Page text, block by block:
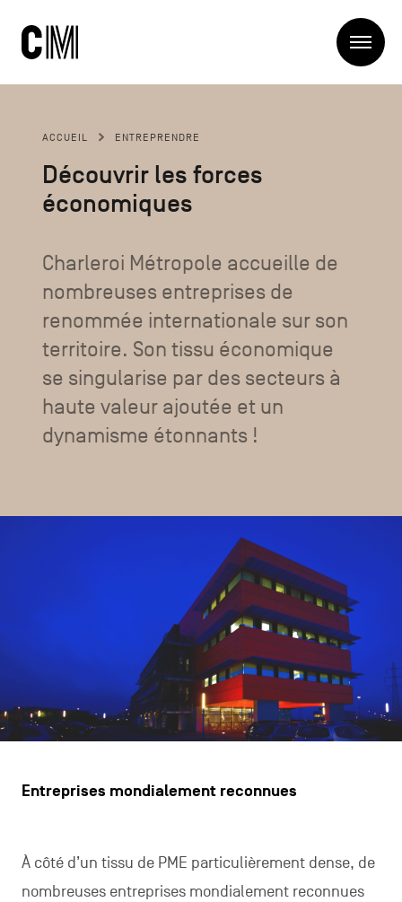
Charleroi
Métropole
principale
La Métropole
Structures
Manger local
Se déplacer
Se former
Visiter
Projets
Blog
Contact
Navigation
secondaire
CONTACTEZ-NOUS
LinkedIn
EN
ACCUEIL ENTREPRENDRE
Découvrir les forces
économiques
Charleroi Métropole accueille de
nombreuses entreprises de
renommée internationale sur son
territoire. Son tissu économique
se singularise par des secteurs à
haute valeur ajoutée et un
dynamisme étonnants !
Entreprises mondialement reconnues
À côté d’un tissu de PME particulièrement dense, de
nombreuses entreprises mondialement reconnues